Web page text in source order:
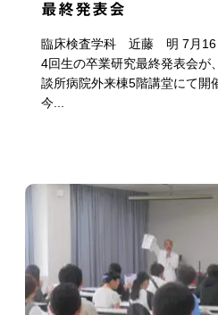
最終発表会
臨床検査学科 近藤 明 7月16
4回生の卒業研究最終発表会が
談所病院外来棟5階講堂にて開
今...